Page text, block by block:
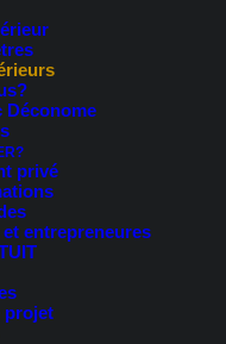
Déconome
privé
entrepreneures
projet